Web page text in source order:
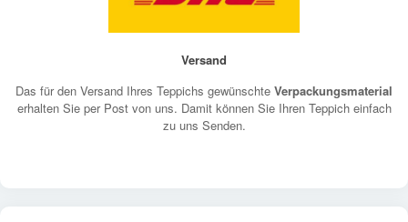
Versand
Das für den Versand Ihres Teppichs gewünschte Verpackungsmaterial
erhalten Sie per Post von uns. Damit können Sie Ihren Teppich einfach
zu uns Senden.